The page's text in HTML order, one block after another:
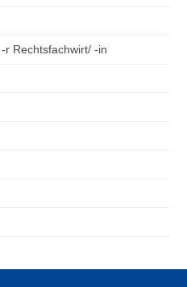
r Rechtsfachwirt/ -in